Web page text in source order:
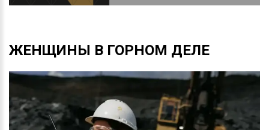
ЖЕНЩИНЫ В ГОРНОМ ДЕЛЕ